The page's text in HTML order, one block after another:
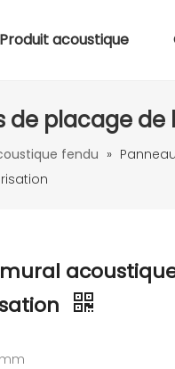
Produit acoustique
placage de
fendu »